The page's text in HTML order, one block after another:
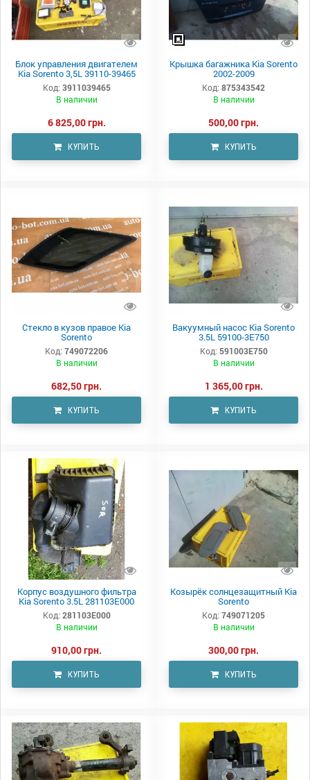
Блок управления двигателем
Kia Sorento 3,5L 39110-39465
Код: 3911039465
В наличии
6 825,00 грн.
КУПИТЬ
Крышка багажника Kia Sorento
2002-2009
Код: 875343542
В наличии
500,00 грн.
КУПИТЬ
Стекло в кузов правое Kia
Sorento
Код: 749072206
В наличии
682,50 грн.
КУПИТЬ
Вакуумный насос Kia Sorento
3.5L 59100-3E750
Код: 591003E750
В наличии
1 365,00 грн.
КУПИТЬ
Корпус воздушного фильтра
Kia Sorento 3.5L 281103E000
Код: 281103E000
В наличии
910,00 грн.
КУПИТЬ
Козырёк солнцезащитный Kia
Sorento
Код: 749071205
В наличии
300,00 грн.
КУПИТЬ